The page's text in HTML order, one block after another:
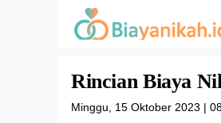
Rincian Biaya
Minggu, 15 Oktober 2023 |